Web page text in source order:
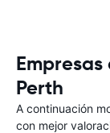
Perth
A continuación
con mejor